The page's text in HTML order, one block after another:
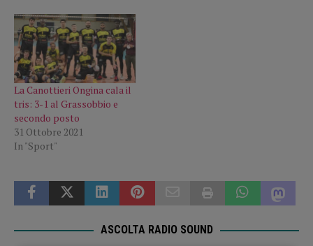
La Canottieri Ongina cala il
tris: 3-1 al Grassobbio e
secondo posto
31 Ottobre 2021
In "Sport"
ASCOLTA RADIO SOUND